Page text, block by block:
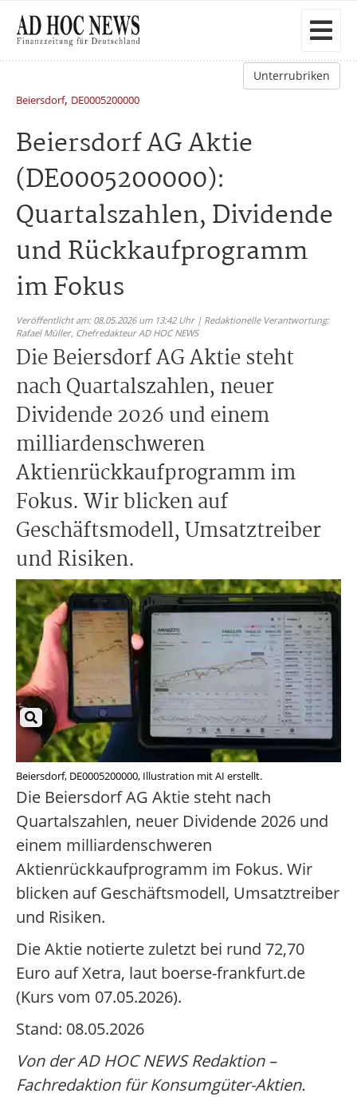
Unterrubriken
Beiersdorf, DE0005200000
Beiersdorf AG Aktie
(DE0005200000):
Quartalszahlen, Dividende
und Rückkaufprogramm
im Fokus
Veröffentlicht am: 08.05.2026 um 13:42 Uhr | Redaktionelle Verantwortung:
Rafael Müller, Chefredakteur AD HOC NEWS
Die Beiersdorf AG Aktie steht
nach Quartalszahlen, neuer
Dividende 2026 und einem
milliardenschweren
Aktienrückkaufprogramm im
Fokus. Wir blicken auf
Geschäftsmodell, Umsatztreiber
und Risiken.
Beiersdorf, DE0005200000, Illustration mit AI erstellt.
Die Beiersdorf AG Aktie steht nach
Quartalszahlen, neuer Dividende 2026 und
einem milliardenschweren
Aktienrückkaufprogramm im Fokus. Wir
blicken auf Geschäftsmodell, Umsatztreiber
und Risiken.
Die Aktie notierte zuletzt bei rund 72,70
Euro auf Xetra, laut boerse-frankfurt.de
(Kurs vom 07.05.2026).
Stand: 08.05.2026
Von der AD HOC NEWS Redaktion –
Fachredaktion für Konsumgüter-Aktien.